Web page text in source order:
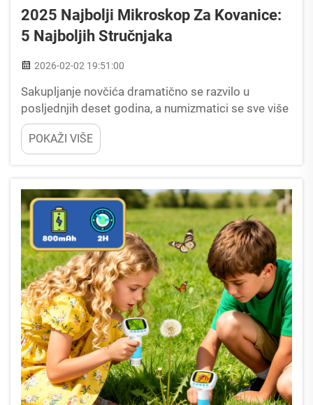
2025 Najbolji Mikroskop Za Kovanice:
5 Najboljih Stručnjaka
2026-02-02 19:51:00
Sakupljanje novčića dramatično se razvilo u
posljednjih deset godina, a numizmatici se sve više
oslanjaju na naprednu optičku opremu za
ispitivanje svojih dragocjenih primjeraka.
Visokokvalitetni mikroskop za kovanice postao je
POKAŽI VIŠE